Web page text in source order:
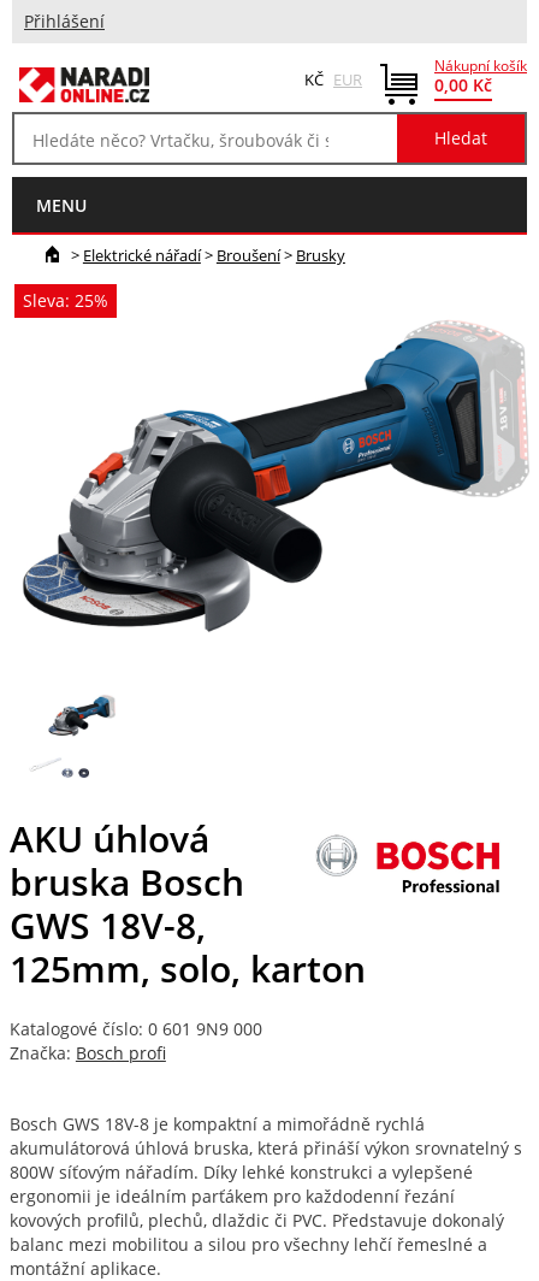
Přihlášení
Nákupní košík
0,00 Kč
KČ EUR
MENU
> Elektrické nářadí> Broušení> Brusky
Sleva: 25%
AKU úhlová
bruska Bosch
GWS 18V-8,
125mm, solo, karton
Katalogové číslo: 0 601 9N9 000
Značka: Bosch profi
Bosch GWS 18V-8 je kompaktní a mimořádně rychlá
akumulátorová úhlová bruska, která přináší výkon srovnatelný s
800W síťovým nářadím. Díky lehké konstrukci a vylepšené
ergonomii je ideálním parťákem pro každodenní řezání
kovových profilů, plechů, dlaždic či PVC. Představuje dokonalý
balanc mezi mobilitou a silou pro všechny lehčí řemeslné a
montážní aplikace.